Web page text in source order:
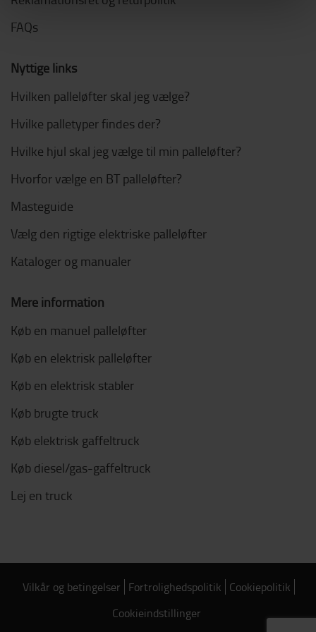
FAQs
Nyttige links
Hvilken palleløfter skal jeg vælge?
Hvilke palletyper findes der?
Hvilke hjul skal jeg vælge til min palleløfter?
Hvorfor vælge en BT palleløfter?
Masteguide
Vælg den rigtige elektriske palleløfter
Kataloger og manualer
Mere information
Køb en manuel palleløfter
Køb en elektrisk palleløfter
Køb en elektrisk stabler
Køb brugte truck
Køb elektrisk gaffeltruck
Køb diesel/gas-gaffeltruck
Lej en truck
Vilkår og betingelser Fortrolighedspolitik Cookiepolitik
Cookieindstillinger